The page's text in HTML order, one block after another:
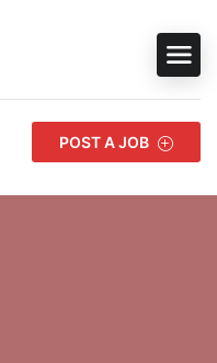
POST A JOB